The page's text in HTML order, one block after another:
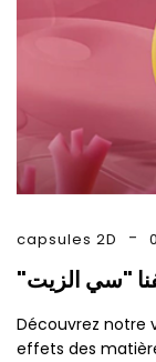
capsules 2D
Découvrez notre
effets des